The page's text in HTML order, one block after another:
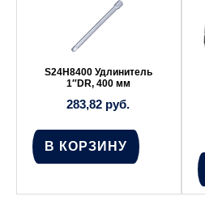
S24H8400 Удлинитель
1″DR, 400 мм
283,82 руб.
В КОРЗИНУ